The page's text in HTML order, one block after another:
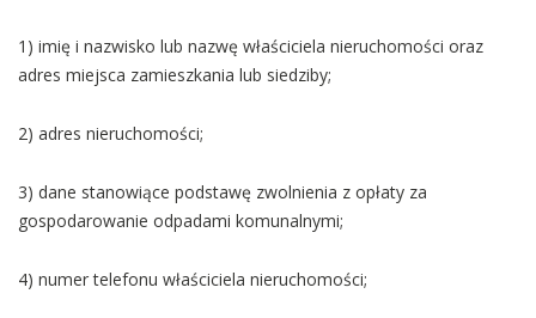
1) imię i nazwisko lub nazwę właściciela nieruchomości oraz
adres miejsca zamieszkania lub siedziby;
2) adres nieruchomości;
3) dane stanowiące podstawę zwolnienia z opłaty za
gospodarowanie odpadami komunalnymi;
4) numer telefonu właściciela nieruchomości;